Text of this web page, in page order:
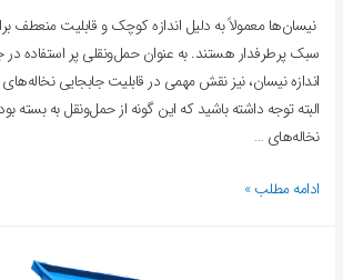
نیسان‌ها معمولاً به دلیل اندازه کوچک و قابلیت منعطف
سبک پرطرفدار هستند. به عنوان حمل‌و‌نقلی پر استفاده
اندازه نیسان، نیز نقش مهمی در قابلیت جابجایی
البته توجه داشته باشید که این گونه از حمل‌و‌نقل به
نخاله‌های …
ادامه مطلب »